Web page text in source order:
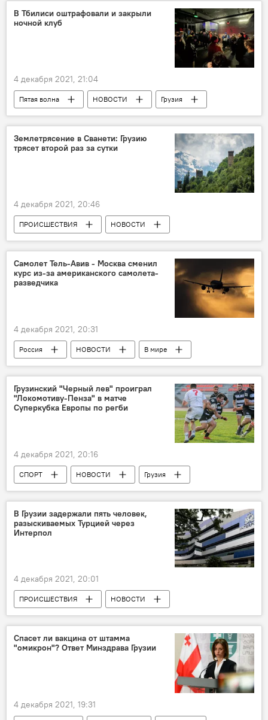
В Тбилиси оштрафовали и закрыли
ночной клуб
4 декабря 2021, 21:04
Пятая волна НОВОСТИ
Грузия
Екатерина Тикарадзе
Коронавирус COVID-19
Ограничения из-за коронавируса
Землетрясение в Сванети: Грузию
трясет второй раз за сутки
4 декабря 2021, 20:46
ПРОИСШЕСТВИЯ
НОВОСТИ
Грузия
Землетрясение
Сванети
Землетрясения в Грузии
Самолет Тель-Авив - Москва сменил
курс из-за американского самолета-
разведчика
4 декабря 2021, 20:31
Россия НОВОСТИ
В мире
НАТО
США
Сергей Шойгу
Черное море
Су-30
Грузинский "Черный лев" проиграл
"Локомотиву-Пенза" в матче
Суперкубка Европы по регби
4 декабря 2021, 20:16
СПОРТ НОВОСТИ
Грузия
Регби
В Грузии задержали пять человек,
разыскиваемых Турцией через
Интерпол
4 декабря 2021, 20:01
ПРОИСШЕСТВИЯ
НОВОСТИ
Грузия
Батуми
МВД Грузии
Тбилиси
Турция
Преступность в Грузии
Спасет ли вакцина от штамма
"омикрон"? Ответ Минздрава Грузии
4 декабря 2021, 19:31